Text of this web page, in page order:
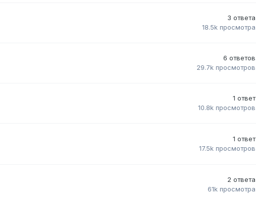
3 ответа
18.5k просмотра
6 ответов
29.7k просмотров
1 ответ
10.8k просмотров
1 ответ
17.5k просмотров
2 ответа
61k просмотра